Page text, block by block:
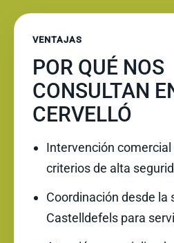
VENTAJAS
POR QUÉ NOS
CONSULTAN
CERVELLÓ
Intervención
criterios de alta
Coordinación desde la
Castelldefels para